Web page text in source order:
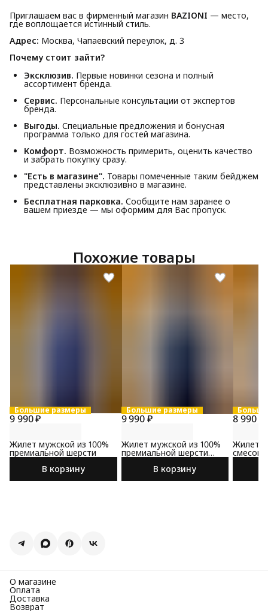
Приглашаем вас в фирменный магазин BAZIONI — место,
где воплощается истинный стиль.
Адрес: Москва, Чапаевский переулок, д. 3
Почему стоит зайти?
Эксклюзив. Первые новинки сезона и полный
ассортимент бренда.
Сервис. Персональные консультации от экспертов
бренда.
Выгоды. Специальные предложения и бонусная
программа только для гостей магазина.
Комфорт. Возможность примерить, оценить качество
и забрать покупку сразу.
"Есть в магазине". Товары помеченные таким бейджем
представлены эксклюзивно в магазине.
Бесплатная парковка. Сообщите нам заранее о
вашем приезде — мы оформим для Вас пропуск.
Похожие товары
Большие размеры
9 990 ₽
Жилет мужской из 100%
премиальной шерсти
В корзину
Большие размеры
9 990 ₽
Жилет мужской из 100%
премиальной шерсти
черного цвета
В корзину
8 990 ₽
Жилет
синего
О магазине
Оплата
Доставка
Возврат